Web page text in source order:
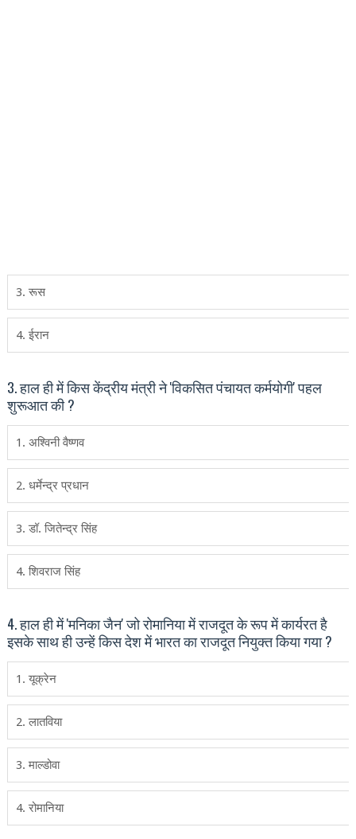
3. रूस
4. ईरान
3. हाल ही में किस केंद्रीय मंत्री ने 'विकसित पंचायत कर्मयोगी' पहल
शुरूआत की ?
1. अश्विनी वैष्‍णव
2. धर्मेन्‍द्र प्रधान
3. डॉ. जितेन्‍द्र सिंह
4. शिवराज सिंह
4. हाल ही में 'मनिका जैन' जो रोमानिया में राजदूत के रूप में कार्यरत है
इसके साथ ही उन्‍हें किस देश में भारत का राजदूत नियुक्त किया गया ?
1. यूक्रेन
2. लातविया
3. माल्डोवा
4. रोमानिया